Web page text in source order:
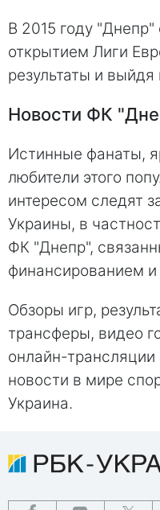
В 2015 году
открытием Лиги
результаты и
Новости ФК
Истинные фанаты,
любители этого
интересом следят
Украины, в
ФК "Днепр",
финансированием
Обзоры игр,
трансферы, видео
онлайн-трансляции
новости в мире
Украина.